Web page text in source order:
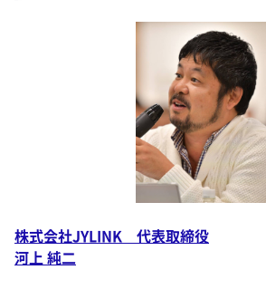
株式会社JYLINK 代表取締役
河上 純二